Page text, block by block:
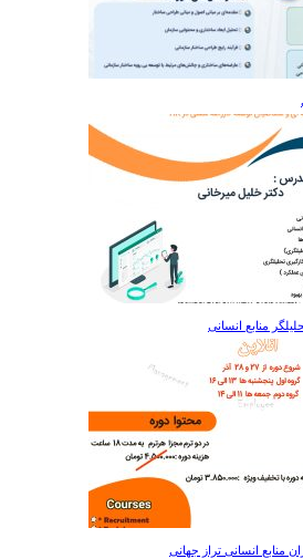
منابع انسانی
منابع انسانی تراز جهانی